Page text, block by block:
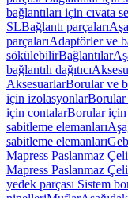
bağlantıları için cıvata
SLBağlantı parçaları
parçalarıAdaptörler ve
sökülebilirBağlantılar
bağlantılı dağıtıcı
AksesuarlarBorular ve
için izolasyonlarBorular
için contalarBorular için
sabitleme elemanları
sabitleme elemanları
Mapress Paslanmaz
Mapress Paslanmaz
yedek parçası Sistem